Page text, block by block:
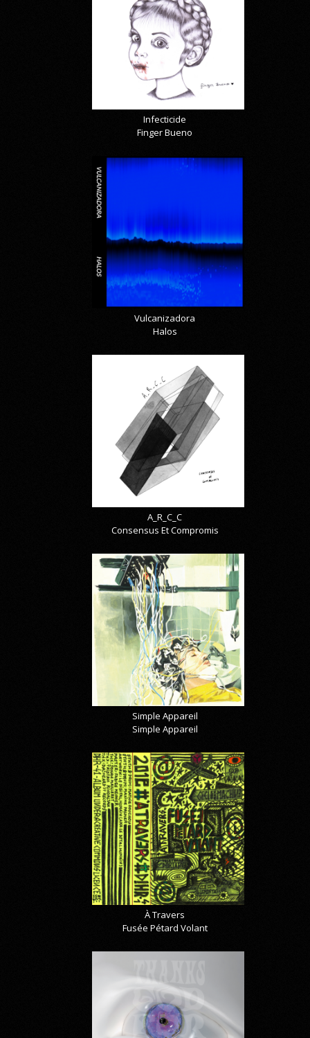
Infecticide
Finger Bueno
Vulcanizadora
Halos
A_R_C_C
Consensus Et Compromis
Simple Appareil
Simple Appareil
À Travers
Fusée Pétard Volant